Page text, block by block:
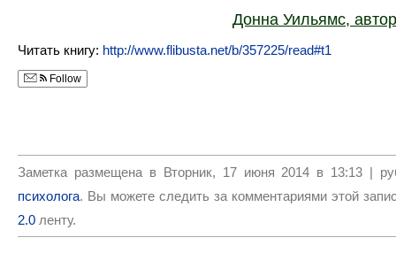
Донна Уильямс,
Читать книгу: http://www.flibusta.net/b/357225/read#t1
Follow
Заметка размещена в Вторник, 17 июня 2014 в 13:13 |
психолога. Вы можете следить за комментариями этой
2.0 ленту.